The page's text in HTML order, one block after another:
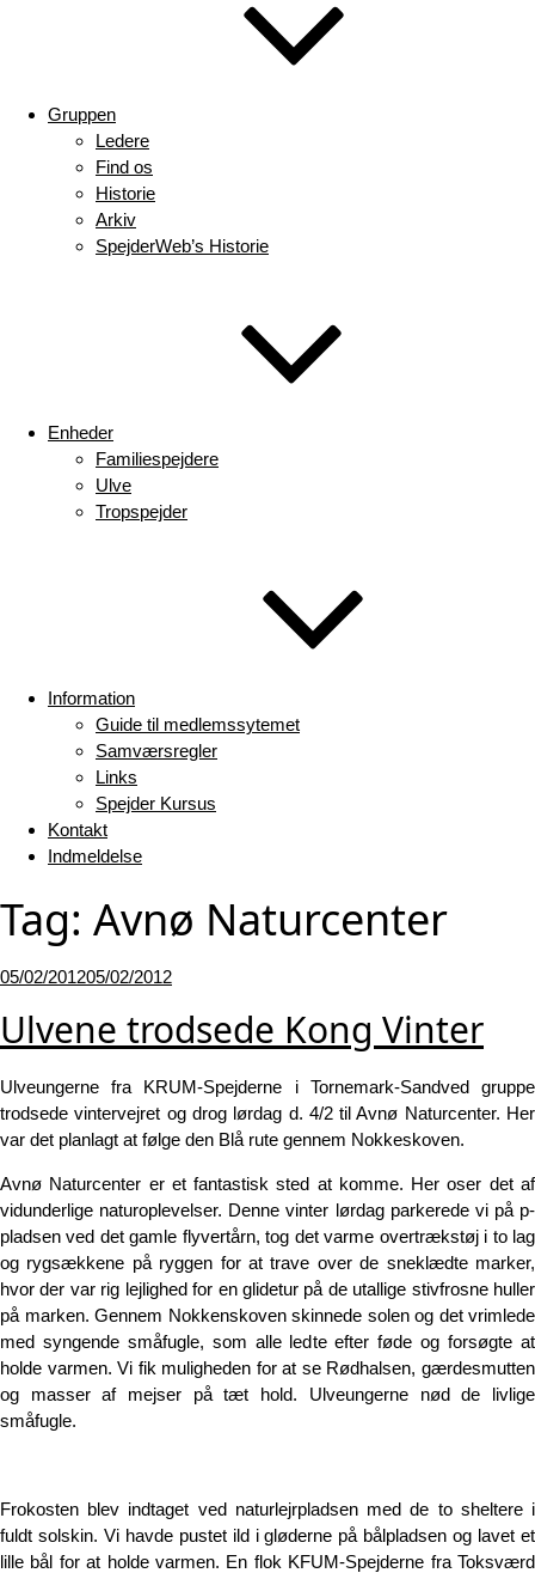
Gruppen
Ledere
Find os
Historie
Arkiv
SpejderWeb’s Historie
Enheder
Familiespejdere
Ulve
Tropspejder
Information
Guide til medlemssytemet
Samværsregler
Links
Spejder Kursus
Kontakt
Indmeldelse
Tag: Avnø Naturcenter
Udgivet
05/02/201205/02/2012
Ulvene trodsede Kong Vinter
Ulveungerne fra KRUM-Spejderne i Tornemark-Sandved gruppe
trodsede vintervejret og drog lørdag d. 4/2 til Avnø Naturcenter. Her
var det planlagt at følge den Blå rute gennem Nokkeskoven.
Avnø Naturcenter er et fantastisk sted at komme. Her oser det af
vidunderlige naturoplevelser. Denne vinter lørdag parkerede vi på p-
pladsen ved det gamle flyvertårn, tog det varme overtrækstøj i to lag
og rygsækkene på ryggen for at trave over de sneklædte marker,
hvor der var rig lejlighed for en glidetur på de utallige stivfrosne huller
på marken. Gennem Nokkenskoven skinnede solen og det vrimlede
med syngende småfugle, som alle ledte efter føde og forsøgte at
holde varmen. Vi fik muligheden for at se Rødhalsen, gærdesmutten
og masser af mejser på tæt hold. Ulveungerne nød de livlige
småfugle.
Frokosten blev indtaget ved naturlejrpladsen med de to sheltere i
fuldt solskin. Vi havde pustet ild i gløderne på bålpladsen og lavet et
lille bål for at holde varmen. En flok KFUM-Spejderne fra Toksværd